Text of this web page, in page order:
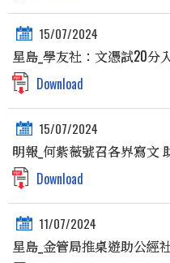
15/07/2024
星島_學友社：文憑試20分
Download
15/07/2024
明報_何紫薇號召各界寫文
Download
11/07/2024
星島_金管局推桌遊助公經